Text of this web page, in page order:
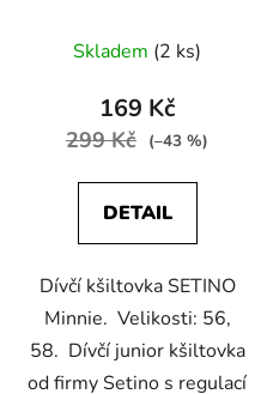
Skladem (2 ks)
169 Kč
299 Kč (–43 %)
DETAIL
Dívčí kšiltovka SETINO
Minnie. Velikosti: 56,
58. Dívčí junior kšiltovka
od firmy Setino s regulací